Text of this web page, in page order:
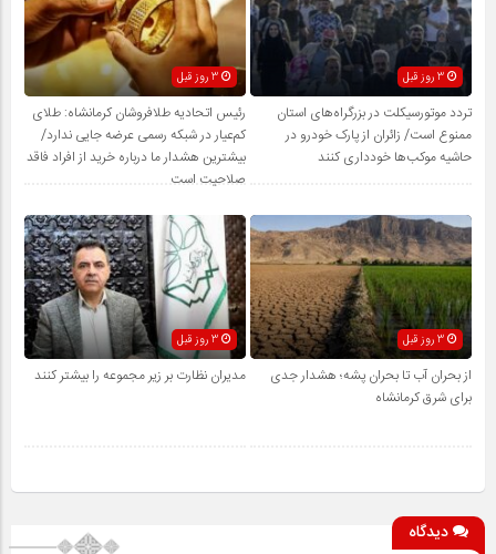
3 روز قبل
تردد موتورسیکلت در بزرگراه‌های استان
ممنوع است/ زائران از پارک خودرو در
حاشیه موکب‌ها خودداری کنند
رئیس اتحادیه طلافروشان کرمانشاه: طلای
کم‌عیار در شبکه رسمی عرضه جایی ندارد/
بیشترین هشدار ما درباره خرید از افراد فاقد
صلاحیت است
3 روز قبل
از بحران آب تا بحران پشه؛ هشدار جدی
برای شرق کرمانشاه
مدیران نظارت بر زیر مجموعه را بیشتر کنند
دیدگاه